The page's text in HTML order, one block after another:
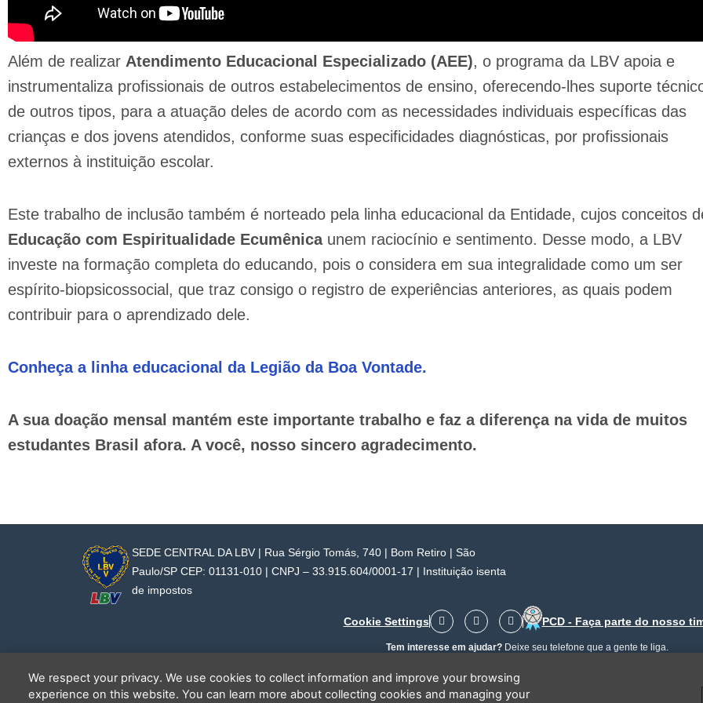
​Além de realizar Atendimento Educacional Especializado (AEE), o programa da LBV apoia e
instrumentaliza profissionais de outros estabelecimentos de ensino, oferecendo-lhes suporte
de outros tipos, para a atuação deles de acordo com as necessidades individuais específicas das
crianças e dos jovens atendidos, conforme suas especificidades diagnósticas, por profissionais
externos à instituição escolar.
​Este trabalho de inclusão também é norteado pela linha educacional da Entidade, cujos conceitos
Educação com Espiritualidade Ecumênicaunem raciocínio e sentimento. Desse modo, a LBV
investe na formação completa do educando, pois o considera em sua integralidade como um ser
espírito-biopsicossocial, que traz consigo o registro de experiências anteriores, as quais podem
contribuir para o aprendizado dele.
Conheça a linha educacional da Legião da Boa Vontade.
A sua doação mensal mantém este importante trabalho e faz a diferença na vida de muitos
estudantes Brasil afora. A você, nosso sincero agradecimento.
SEDE CENTRAL DA LBV | Rua Sérgio Tomás, 740 | Bom Retiro | São
Paulo/SP CEP: 01131-010 | CNPJ – 33.915.604/0001-17 | Instituição isenta
de impostos
Cookie Settings
F
a
e
o
o
I
n
t
g
r
Y
o
t
b
e
PCD - Faça parte do nosso
Tem interesse em ajudar? Deixe seu telefone que a gente te liga.
We respect your privacy. We use cookies to collect information and improve your browsing
experience on this website. You can learn more about collecting cookies and managing your